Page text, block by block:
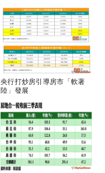
央行打炒房引導房市「軟著
陸」發展